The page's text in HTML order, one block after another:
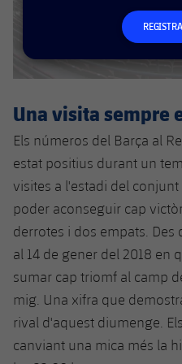
Classificació
Infantil
Actualitat
Masculí
Agenda
Bàsquet en cadira de
plusicon
més
Actualitat
Jugadors
Resultats
Classificació
Hockey gel
plusicon
més
Actualitat
Jugadors
Resultats
Classificació
Hoquei herba
plusicon
més
Notícies
Hockey Herba Masculí
Hockey Herba Femení
Patinatge artístic
plusicon
més
Actualitat
Plantilla
Agenda
Escola de Patinatge
Rugby
plusicon
més
Actualitat
Voleibol
plusicon
més
Una visita sempre
Els números del Barça al
estat positius durant un
visites a l'estadi del
poder aconseguir cap
derrotes i dos empats. Des
al 14 de gener del 2018 en
sumar cap triomf al camp
mig. Una xifra que
rival d'aquest diumenge.
canviant una mica més la